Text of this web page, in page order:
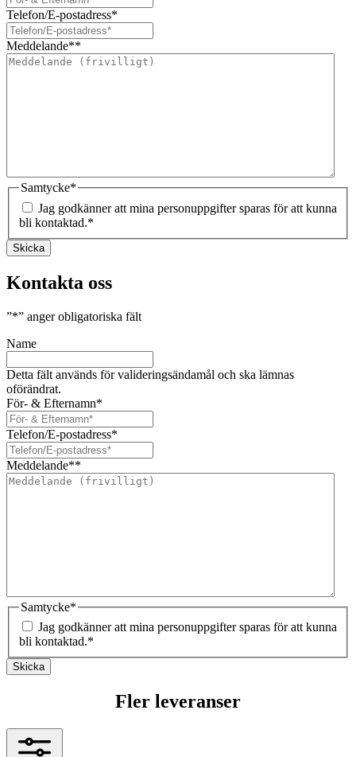
Telefon/E-postadress*
Meddelande**
Samtycke*
Jag godkänner att mina personuppgifter sparas för att kunna
bli kontaktad.*
Skicka
Kontakta oss
”*” anger obligatoriska fält
Name
Detta fält används för valideringsändamål och ska lämnas
oförändrat.
För- & Efternamn*
Telefon/E-postadress*
Meddelande**
Samtycke*
Jag godkänner att mina personuppgifter sparas för att kunna
bli kontaktad.*
Skicka
Fler leveranser